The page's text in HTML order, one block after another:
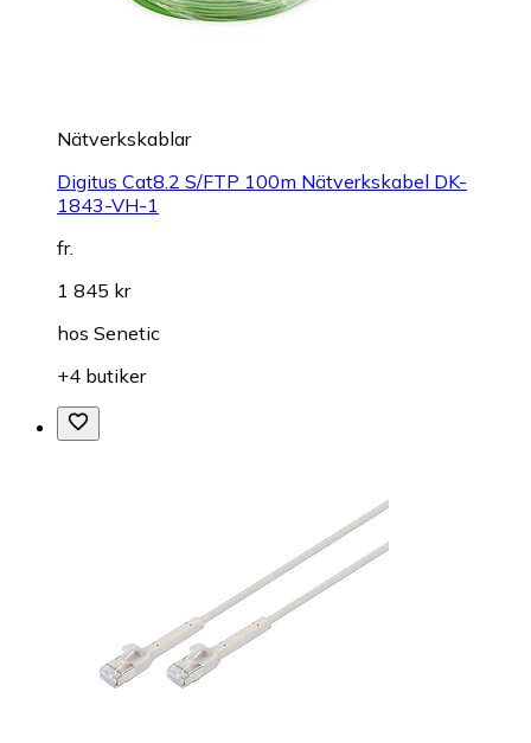
Nätverkskablar
Digitus Cat8.2 S/FTP 100m Nätverkskabel DK-
1843-VH-1
fr.
1 845 kr
hos Senetic
+4 butiker